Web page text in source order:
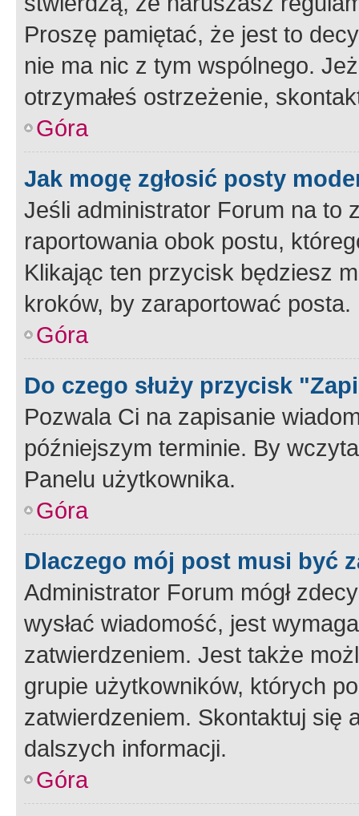
Proszę pamiętać, że jest to
nie ma nic z tym wspólnego.
otrzymałeś ostrzeżenie,
Góra
Jak mogę zgłosić posty
Jeśli administrator Forum na to
raportowania obok postu,
Klikając ten przycisk będziesz
kroków, by zaraportować posta.
Góra
Do czego służy przycisk
Pozwala Ci na zapisanie
późniejszym terminie. By
Panelu użytkownika.
Góra
Dlaczego mój post musi być
Administrator Forum mógł
wysłać wiadomość, jest
zatwierdzeniem. Jest także
grupie użytkowników, których
zatwierdzeniem. Skontaktuj się
dalszych informacji.
Góra